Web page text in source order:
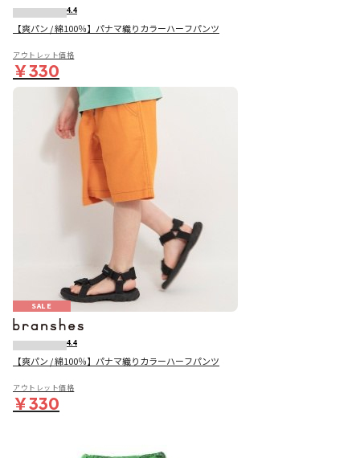
4.4
【爽パン / 綿100％】パナマ織りカラーハーフパンツ
アウトレット価格
￥330
SALE
4.4
【爽パン / 綿100％】パナマ織りカラーハーフパンツ
アウトレット価格
￥330